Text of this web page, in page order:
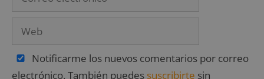
Notificarme los nuevos comentarios por correo
electrónico. También puedes suscribirte sin